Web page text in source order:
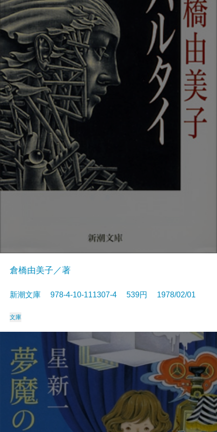
倉橋由美子／著
新潮文庫 978-4-10-111307-4 539円 1978/02/01
文庫